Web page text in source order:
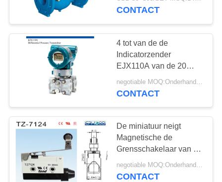
NIEUWS
VRAAG
OFFERTE
SITEMAP
PRIVACYBELEID
Drukzender
DSC-Stoomval
15
verminderen
CONTACT
4 tot van de de
Indicatorzender
EJX110A van de 20
doctorandus in de
letterengelijkstroom
Sensor
CONTACT
De miniatuur neigt
Magnetische de
Grensschakelaar van de
Positieschakelaar met
de Hefboom van de
negotiable MOQ:Onderhandeling
CONTACT